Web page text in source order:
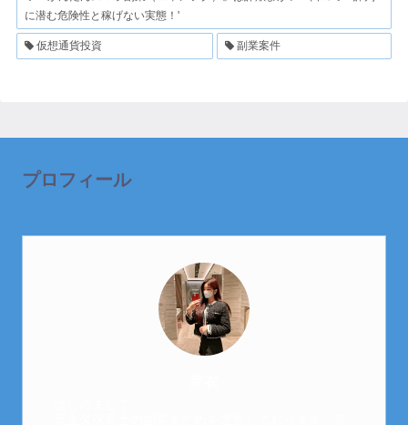
に潜む危険性と稼げない実態！'
仮想通貨投資 副業案件
プロフィール